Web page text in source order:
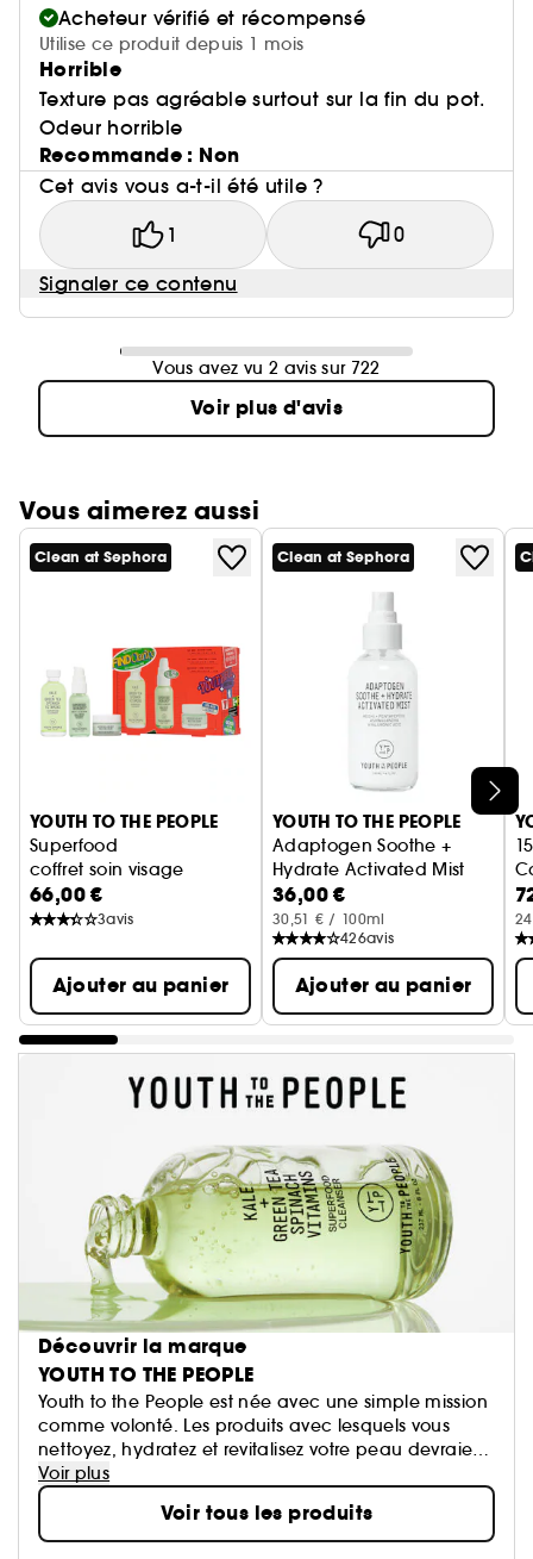
Acheteur vérifié et récompensé
Utilise ce produit depuis 1 mois
Horrible
Texture pas agréable surtout sur la fin du pot.
Odeur horrible
Recommande : Non
Cet avis vous a-t-il été utile ?
1 0
Signaler ce contenu
Vous avez vu 2 avis sur 722
Voir plus d'avis
Vous aimerez aussi
Clean at Sephora
YOUTH TO THE PEOPLE
Superfood
coffret soin visage
66,00 €
3avis
Ajouter au panier
Clean at Sephora
YOUTH TO THE PEOPLE
Adaptogen Soothe +
Hydrate Activated Mist
Brume Visage Apaisante
36,00 €
30,51 € / 100ml
426avis
Ajouter au panier
Découvrir la marque
YOUTH TO THE PEOPLE
Youth to the People est née avec une simple mission
comme volonté. Les produits avec lesquels vous
nettoyez, hydratez et revitalisez votre peau devraient
être aussi naturels et riches que ceux présents dans
votre corps. La marque combine science
et aliments, formulations précises et personnalisées.
Voir plus
Voir tous les produits